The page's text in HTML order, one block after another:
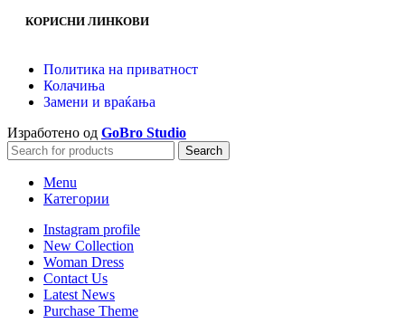
КОРИСНИ ЛИНКОВИ
Политика на приватност
Колачиња
Замени и враќања
Изработено од GoBro Studio
Search
Menu
Категории
Instagram profile
New Collection
Woman Dress
Contact Us
Latest News
Purchase Theme